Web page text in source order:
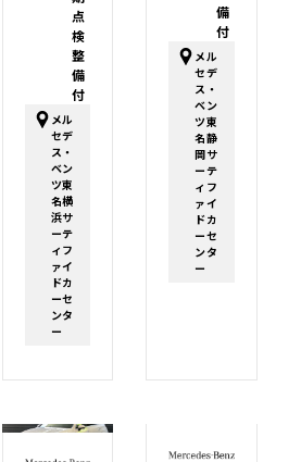
点
検
整
備
付
メル
セデ
ス・
ベン
ツ東
名横
浜サ
ーテ
ィフ
ァイ
ドカ
ーセ
ンタ
ー
備
付
メル
セデ
ス・
ベン
ツ東
名静
岡サ
ーテ
ィフ
ァイ
ドカ
ーセ
ンタ
ー